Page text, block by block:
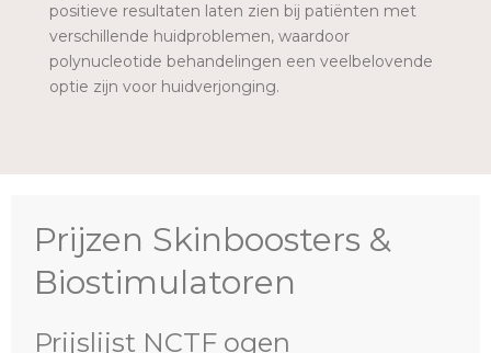
positieve resultaten laten zien bij patiënten met
verschillende huidproblemen, waardoor
polynucleotide behandelingen een veelbelovende
optie zijn voor huidverjonging.
Prijzen Skinboosters &
Biostimulatoren
Prijslijst NCTF ogen